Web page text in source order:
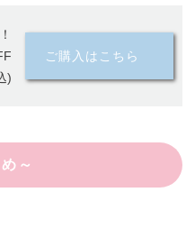
)
ご購入はこちら
～